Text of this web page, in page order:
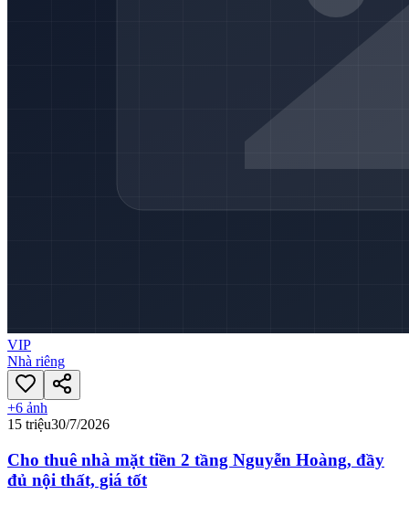
VIP
Nhà riêng
+6 ảnh
15 triệu30/7/2026
Cho thuê nhà mặt tiền 2 tầng Nguyễn Hoàng, đầy
đủ nội thất, giá tốt